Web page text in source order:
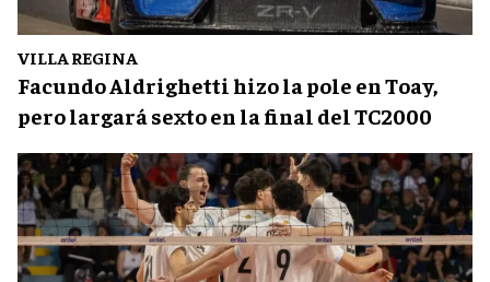
VILLA REGINA
Facundo Aldrighetti hizo la pole en Toay,
pero largará sexto en la final del TC2000